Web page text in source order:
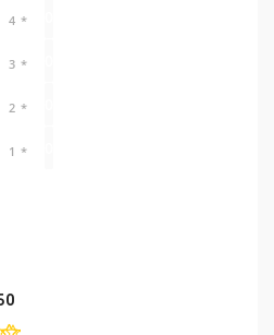
4 *
3 *
2 *
1 *